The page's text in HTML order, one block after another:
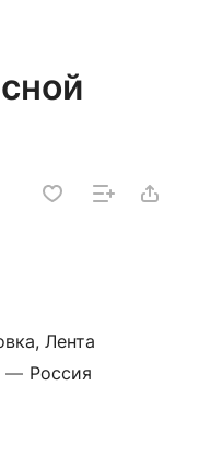
Лента
— Россия